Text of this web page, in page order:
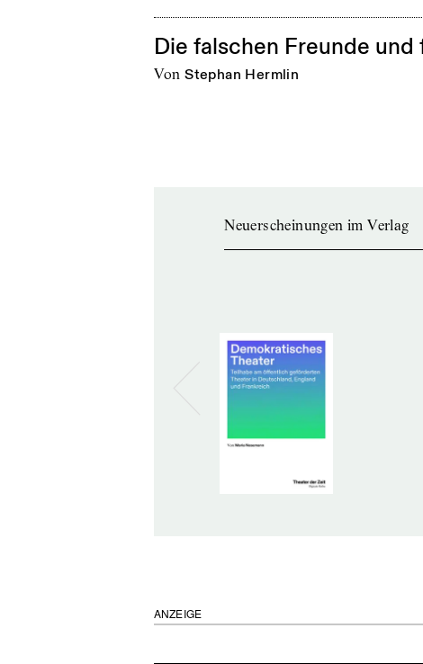
Die falschen Freunde und
von Stephan Hermlin
Neuerscheinungen im Verlag
ANZEIGE